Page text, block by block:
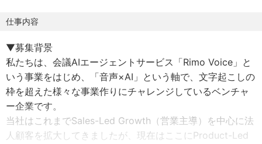
仕事内容
▼募集背景
私たちは、会議AIエージェントサービス「Rimo Voice」と
いう事業をはじめ、「音声×AI」という軸で、文字起こしの
枠を超えた様々な事業作りにチャレンジしているベンチャ
ー企業です。
当社はこれまでSales-Led Growth（営業主導）を中心に法
人顧客を拡大してきましたが、現在はここにProduct-Led